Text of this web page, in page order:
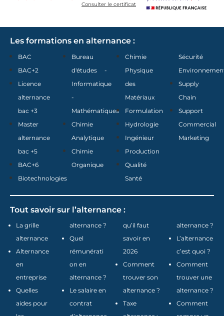
Consulter le certificat
Les formations en alternance :
BAC
BAC+2
Licence
alternance
bac +3
Master
alternance
bac +5
BAC+6
Biotechnologies
Bureau
d'études -
Informatique
-
Mathématiques
Chimie
Analytique
Chimie
Organique
Chimie
Physique
des
Matériaux
Formulation
Hydrologie
Ingénieur
Production
Qualité
Santé
Sécurité
Supply
Chain
Support
Commercial
Marketing
Tout savoir sur l’alternance :
La grille
alternance
Alternance
en
entreprise
Quelles
aides pour
alternance ?
Quel
rémunérati
on en
alternance ?
Le salaire en
contrat
qu’il faut
savoir en
2026
Comment
trouver son
alternance ?
Taxe
alternance ?
L’alternance
c’est quoi ?
Comment
trouver une
alternance ?
Comment